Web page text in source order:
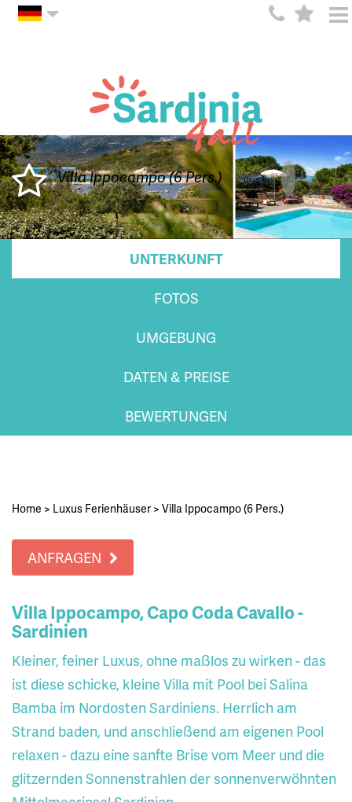
Villa Ippocampo (6 Pers.)
UNTERKUNFT
FOTOS
UMGEBUNG
DATEN & PREISE
BEWERTUNGEN
Home > Luxus Ferienhäuser > Villa Ippocampo (6 Pers.)
ANFRAGEN
Villa Ippocampo, Capo Coda Cavallo -
Sardinien
Kleiner, feiner Luxus, ohne maßlos zu wirken - das
ist diese schicke, kleine Villa mit Pool bei Salina
Bamba im Nordosten Sardiniens. Herrlich am
Strand baden, und anschließend am eigenen Pool
relaxen - dazu eine sanfte Brise vom Meer und die
glitzernden Sonnenstrahlen der sonnenverwöhnten